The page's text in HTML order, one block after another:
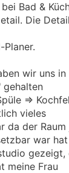
Bad &
Die
wir uns
gehalten
=>
vieles
da der
war hat
meine Frau